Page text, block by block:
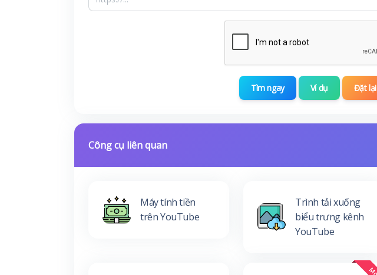
Tìm ngay Ví dụ Đặt lại
Công cụ liên quan
Máy tính tiền
trên YouTube
Trình tải xuống
biểu trưng kênh
YouTube